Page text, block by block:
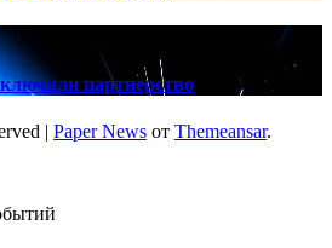
партнерство
| Paper News от Themeansar.